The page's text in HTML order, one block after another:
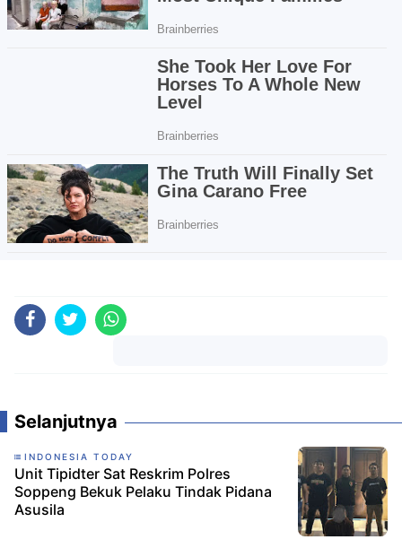
Selanjutnya
INDONESIA TODAY
Unit Tipidter Sat Reskrim Polres
Soppeng Bekuk Pelaku Tindak Pidana
Asusila